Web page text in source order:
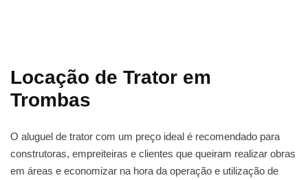
Locação de Trator em
Trombas
O aluguel de trator com um preço ideal é recomendado para
construtoras, empreiteiras e clientes que queiram realizar obras
em áreas e economizar na hora da operação e utilização de